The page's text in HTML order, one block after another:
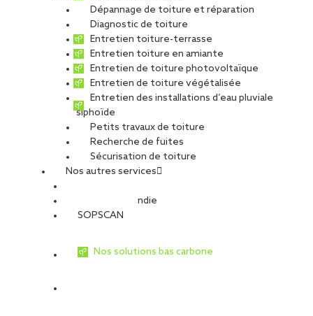
Dépannage de toiture et réparation
Diagnostic de toiture
Entretien toiture-terrasse
Entretien toiture en amiante
Entretien de toiture photovoltaïque
Entretien de toiture végétalisée
Entretien des installations d’eau pluviale
siphoïde
Petits travaux de toiture
Recherche de fuites
Sécurisation de toiture
Nos autres services
Sécurité Incendie
SOPSCAN
Nos solutions bas carbone